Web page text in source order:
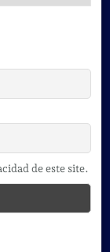
de este site.